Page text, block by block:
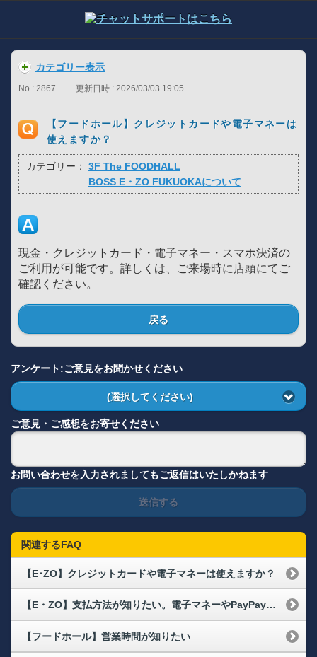
カテゴリー表示
No : 2867 更新日時 : 2026/03/03 19:05
【フードホール】クレジットカードや電子マネーは
使えますか？
カテゴリー：
3F The FOODHALL
BOSS E・ZO FUKUOKAについて
現金・クレジットカード・電子マネー・スマホ決済の
ご利用が可能です。詳しくは、ご来場時に店頭にてご
確認ください。
戻る
アンケート:ご意見をお聞かせください
(選択してください)
ご意見・ご感想をお寄せください
お問い合わせを入力されましてもご返信はいたしかねます
送信する
関連するFAQ
【E･ZO】クレジットカードや電子マネーは使えますか？
【E・ZO】支払方法が知りたい。電子マネーやPayPayは使えますか？
【フードホール】営業時間が知りたい